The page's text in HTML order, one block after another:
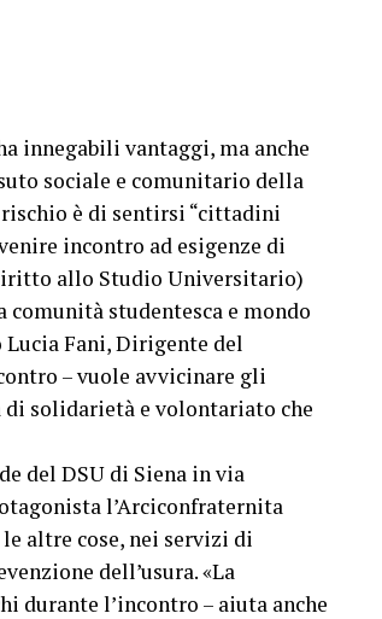
innegabili vantaggi, ma anche
sociale e comunitario della
è di sentirsi “cittadini
incontro ad esigenze di
allo Studio Universitario)
comunità studentesca e mondo
Fani, Dirigente del
– vuole avvicinare gli
solidarietà e volontariato che
del DSU di Siena in via
l’Arciconfraternita
altre cose, nei servizi di
dell’usura. «La
durante l’incontro – aiuta anche